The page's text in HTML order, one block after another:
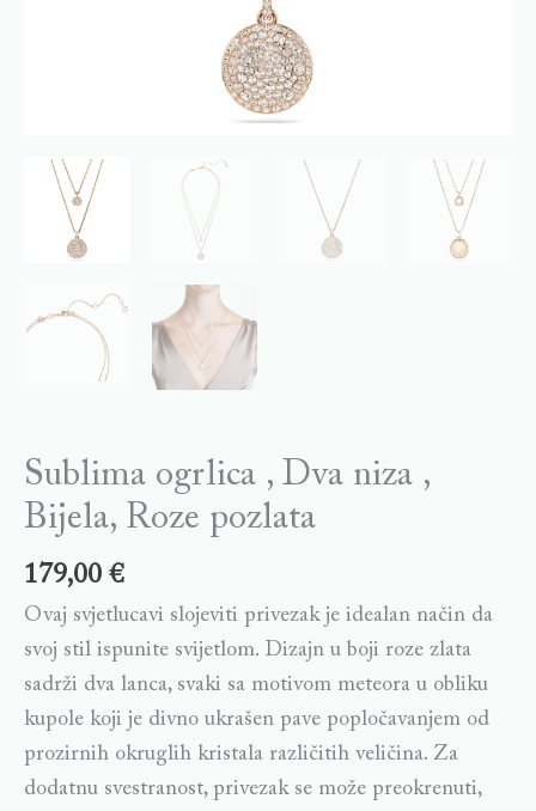
Sublima ogrlica , Dva niza ,
Bijela, Roze pozlata
179,00 €
Ovaj svjetlucavi slojeviti privezak je idealan način da
svoj stil ispunite svijetlom. Dizajn u boji roze zlata
sadrži dva lanca, svaki sa motivom meteora u obliku
kupole koji je divno ukrašen pave popločavanjem od
prozirnih okruglih kristala različitih veličina. Za
dodatnu svestranost, privezak se može preokrenuti,